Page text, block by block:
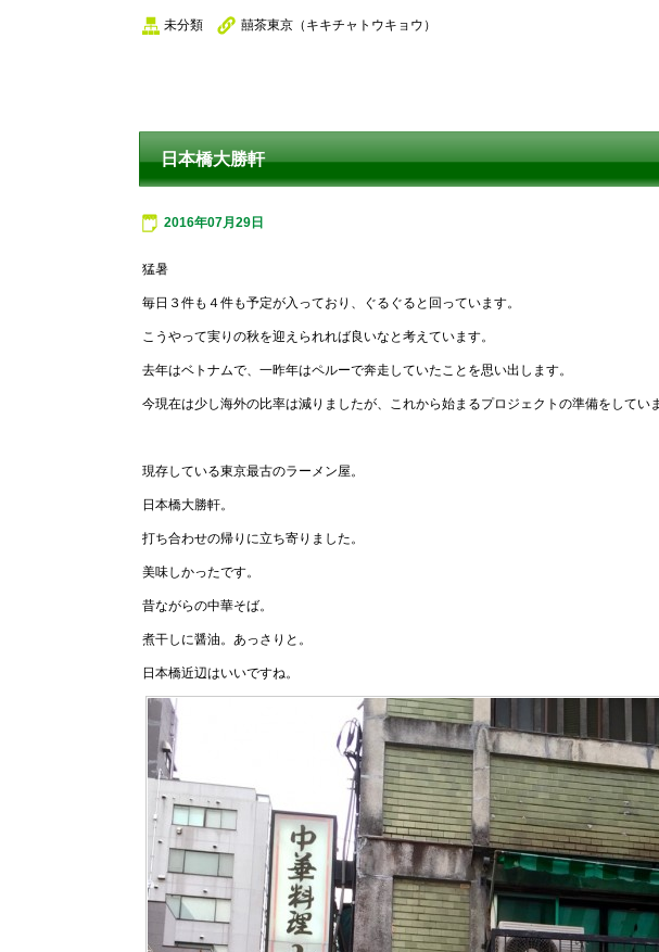
未分類 囍茶東京（キキチャトウキョウ）
日本橋大勝軒
2016年07月29日
猛暑
毎日３件も４件も予定が入っており、ぐるぐると回っています。
こうやって実りの秋を迎えられれば良いなと考えています。
去年はベトナムで、一昨年はペルーで奔走していたことを思い出します。
今現在は少し海外の比率は減りましたが、これから始まるプロジェクトの準備をしてい
現存している東京最古のラーメン屋。
日本橋大勝軒。
打ち合わせの帰りに立ち寄りました。
美味しかったです。
昔ながらの中華そば。
煮干しに醤油。あっさりと。
日本橋近辺はいいですね。